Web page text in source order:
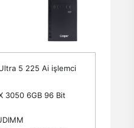
5 225 Ai işlemci
3050 6GB 96 Bit